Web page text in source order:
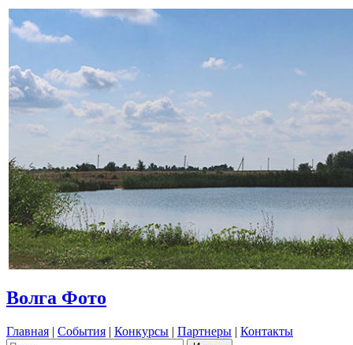
Волга Фото
Главная | События | Конкурсы | Партнеры | Контакты